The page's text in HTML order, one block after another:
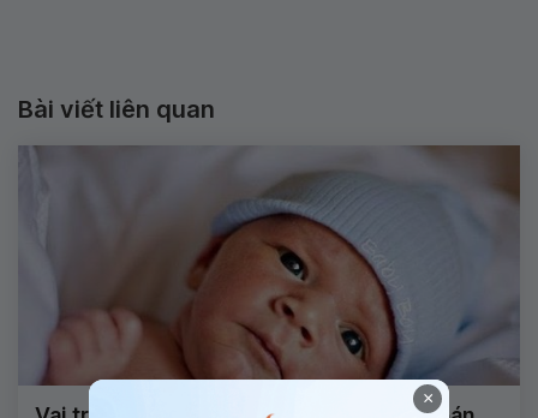
Bài viết liên quan
×